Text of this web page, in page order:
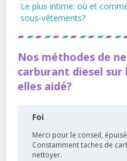
Le plus intime: où et
sous-vêtements?
Nos méthodes de
carburant diesel
elles aidé?
Foi
Merci pour le conseil,
Constamment taches de
nettoyer.